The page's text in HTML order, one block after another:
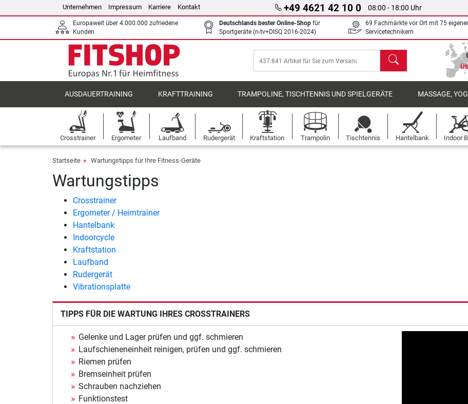
Unternehmen Impressum Karriere Kontakt +49 4621 42 10 0 08:00 - 18:00 Uhr
Europaweit über 4.000.000 zufriedene
Kunden
Deutschlands bester Online-Shop für
Sportgeräte (n-tv+DISQ 2016-2024)
69 Fachmärkte vor Ort mit 75
Servicetechnikern
Suchen
AUSDAUERTRAINING KRAFTTRAINING TRAMPOLINE, TISCHTENNIS UND SPIELGERÄTE MASSAGE,
Crosstrainer Ergometer Laufband Rudergerät Kraftstation Trampolin Tischtennis Hantelbank Indoor
Startseite Wartungstipps für Ihre Fitness-Geräte
Wartungstipps
Crosstrainer
Ergometer / Heimtrainer
Hantelbank
Indoorcycle
Kraftstation
Laufband
Rudergerät
Vibrationsplatte
TIPPS FÜR DIE WARTUNG IHRES CROSSTRAINERS
Gelenke und Lager prüfen und ggf. schmieren
Laufschieneneinheit reinigen, prüfen und ggf. schmieren
Riemen prüfen
Bremseinheit prüfen
Schrauben nachziehen
Funktionstest